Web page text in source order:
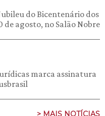
do Bicentenário dos
de agosto, no Salão Nobre
marca assinatura
> MAIS NOTÍCIAS